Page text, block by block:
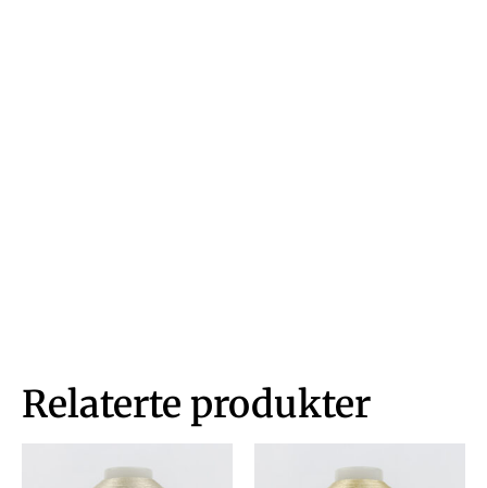
Relaterte produkter